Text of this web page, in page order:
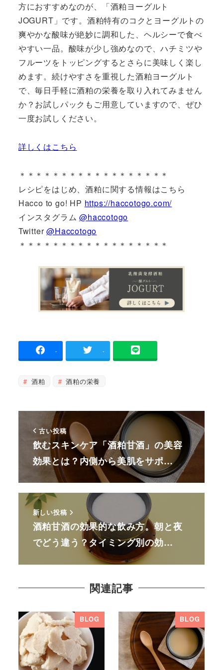
方におすすめなのが、「酒粕ヨーグルト
JOGURT」です。酒粕特有のコクとヨーグルトの
爽やかな酸味が絶妙に調和した、ヘルシーで食べ
やすい一品。酸味が少し強めなので、ハチミツや
フルーツをトッピングするとさらに美味しく楽し
めます。続けやすさを重視した酒粕ヨーグルト
で、毎日手軽に酒粕の栄養を取り入れてみません
か？お試しパックもご用意していますので、ぜひ
一度お試しください。
詳しくはこちら
＊＊＊＊＊＊＊＊＊＊＊＊＊＊＊＊＊＊
レシピをはじめ、酒粕に関する情報はこちら
Hacco to go! HP https://haccotogo.com/
インスタグラム@haccotogo
Twitter@Haccotogo
＊＊＊＊＊＊＊＊＊＊＊＊＊＊＊＊＊＊
- -
酒粕 酒粕の栄養
古い投稿
飲むスキンケア「酒粕甘酒」の美容
効果とは？内側から美肌をサポ…
新しい投稿
酒粕甘酒の効果的な飲み方。朝と夜
でどう違う？タイミング別の効…
関連記事
BLOG BLOG